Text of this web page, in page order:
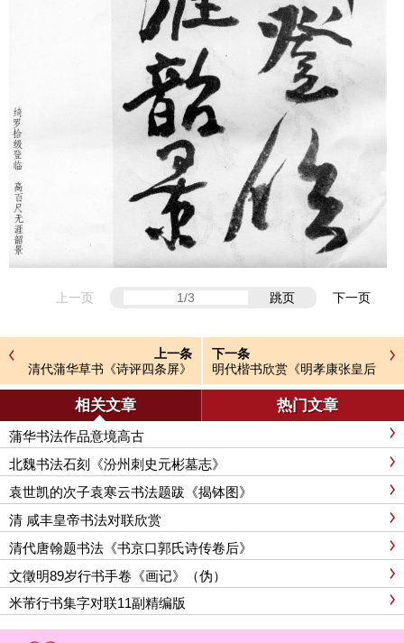
上一页 跳页 下一页
上一条
清代蒲华草书《诗评四条屏》
等
下一条
明代楷书欣赏《明孝康张皇后
授箓牒简》
相关文章 热门文章
蒲华书法作品意境高古
北魏书法石刻《汾州刺史元彬墓志》
袁世凯的次子袁寒云书法题跋《揭钵图》
清 咸丰皇帝书法对联欣赏
清代唐翰题书法《书京口郭氏诗传卷后》
文徵明89岁行书手卷《画记》（伪）
米芾行书集字对联11副精编版